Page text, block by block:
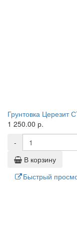
Грунтовка Церезит
1 250.00 р.
-
В корзину
Быстрый